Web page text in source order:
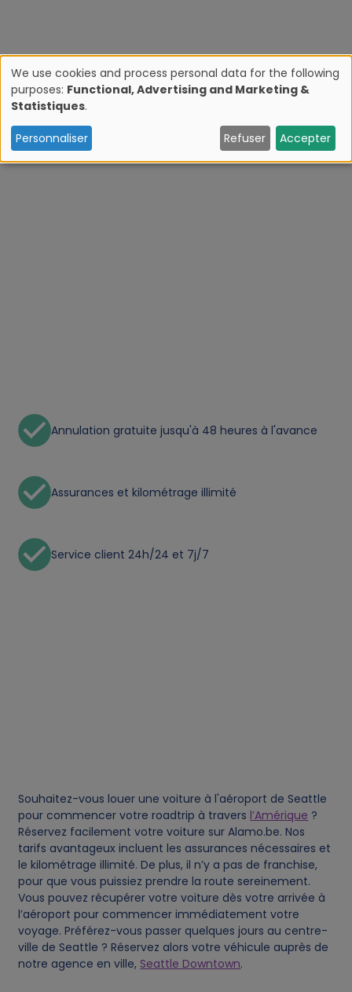
Annulation gratuite jusqu'à 48 heures à l'avance
Assurances et kilométrage illimité
Service client 24h/24 et 7j/7
Souhaitez-vous louer une voiture à l'aéroport de Seattle
pour commencer votre roadtrip à travers l’Amérique ?
Réservez facilement votre voiture sur Alamo.be. Nos
tarifs avantageux incluent les assurances nécessaires et
le kilométrage illimité. De plus, il n’y a pas de franchise,
pour que vous puissiez prendre la route sereinement.
Vous pouvez récupérer votre voiture dès votre arrivée à
l’aéroport pour commencer immédiatement votre
voyage. Préférez-vous passer quelques jours au centre-
ville de Seattle ? Réservez alors votre véhicule auprès de
notre agence en ville, Seattle Downtown.
U
s
e
o
n
a
d
c
o
o
k
We use cookies and process personal data for the following
purposes: Functional, Advertising and Marketing &
Statistiques.
Personnaliser Refuser Accepter